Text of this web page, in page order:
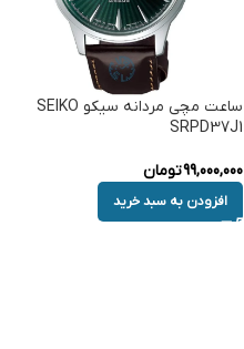
ساعت مچی مردانه سیکو SEIKO
SRPD37J1
99,000,000تومان
افزودن به سبد خرید